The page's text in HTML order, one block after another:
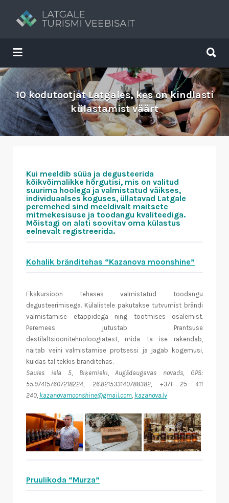
Tavs brīvdienu ceļvedis
Search
for:
for:
10 kodutootjat Latgales, kes on kindlasti
külastamist väärt
Kui meeldib süüa ja degusteerida
kõikvõimalikke hõrgutisi, mis on valitud
suurima hoolega ja valmistatud väikses,
individuaalses koguses, üllatavad Latgale
peremehed sind meeldivalt maitsete
mitmekesisuse ja toodangu kvaliteediga.
Mõistagi on alati soovitav oma külastus
eelnevalt registreerida.
Kohalik bränditehas “Kazanova moonshine”
Ekskursioon tehases valmistatud toodangu
degusteerimisega. Külalistele pakutakse tutvumist brändi
valmistamise etappidega ning tootmises osalemist.
Peremees jutustab Prantsuse
destilaltsioonitehnoloogiatest, mida ta ise rakendab,
näitab veini valmistamise protsessi ja jagab kogemusi,
kuidas tal tekkis bränditehas.
Saules iela 5, Biķernieki, Augšdaugavas novads, GPS:
55.974157607218224, 26.821533140788382, +371 25 411
240, kazanovamoonshine@gmail.com kazanova.lv
Pruulikoda “Murza”